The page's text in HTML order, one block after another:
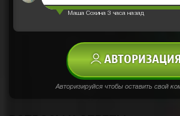
Маша Сохина 3 часа назад
АВТОРИЗАЦИЯ
Авторизируйся чтобы оставить свой